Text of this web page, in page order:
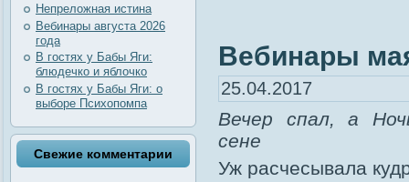
Непреложная истина
Вебинары августа 2026
года
В гостях у Бабы Яги:
блюдечко и яблочко
В гостях у Бабы Яги: о
выборе Психопомпа
Свежие комментарии
Вебинары
25.04.2017
Вечер спал, а
сене
Уж расчесывала